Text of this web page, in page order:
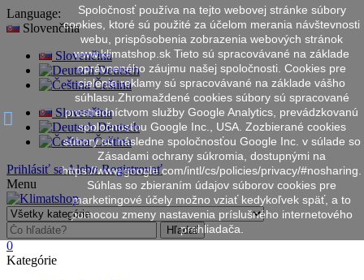
Spoločnosť používa na tejto webovej stránke súbory
cookies, ktoré sú použité za účelom merania návštevnosti
webu, prispôsobenia zobrazenia webových stránok
www.klimatshop.sk Tieto sú spracovávané na základe
oprávneného záujmu našej spoločnosti. Cookies pre
cielenie reklamy sú spracovávané na základe vášho
súhlasu.Zhromaždené cookies súbory sú spracované
prostredníctvom služby Google Analytics, prevádzkovanú
spoločnosťou Google Inc., USA. Zozbierané cookies
súbory sú následne spoločnosťou Google Inc. v súlade so
Zásadami ochrany súkromia, dostupnými na
https://www.google.com/intl/cs/policies/privacy/#nosharing.
Súhlas so zbieraním údajov súborov cookies pre
marketingové účely možno vziať kedykoľvek späť, a to
pomocou zmeny nastavenia príslušného internetového
prehliadača.
Language:
Slovenčina
Slovenčina
Deutsch
Čeština
Slovenčina
Deutsch
Čeština
Prihlásiť saAleboRegistrovať
Menu
Hľadať
0
Kategórie